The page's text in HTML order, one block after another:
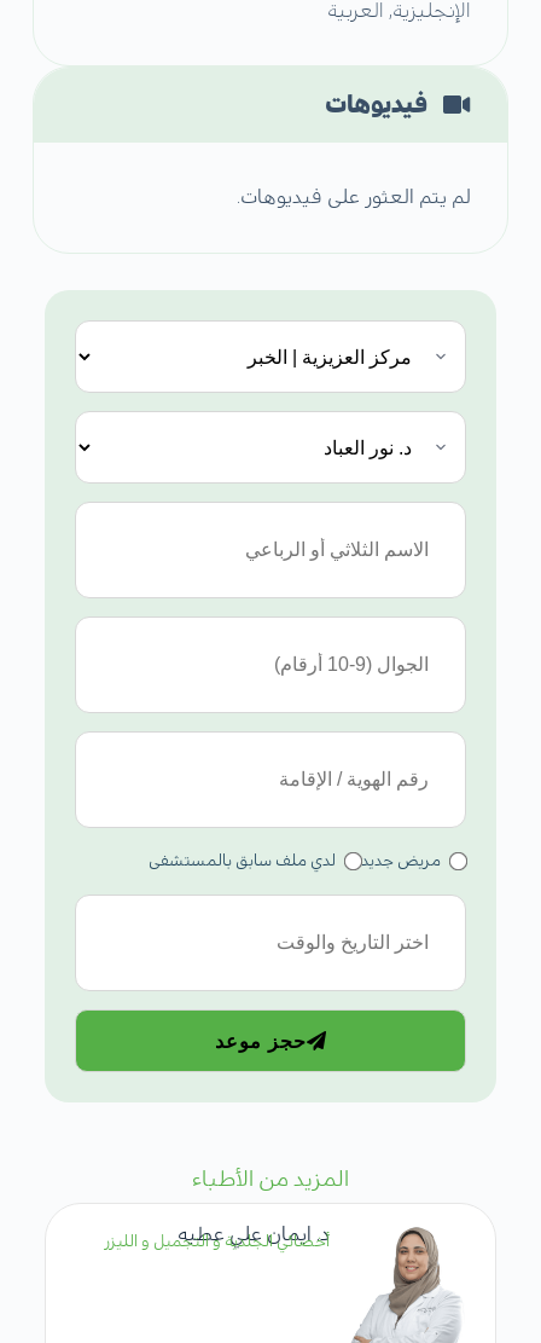
الإنجليزية, العربية
فيديوهات
لم يتم العثور على فيديوهات.
مريض جديد لدي ملف سابق بالمستشفى
حجز موعد
المزيد من الأطباء
د. ايمان علي عطيه
أخصائي الجلدية و التجميل و الليزر